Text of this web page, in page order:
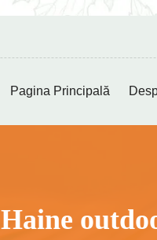
Pagina Principală
Haine